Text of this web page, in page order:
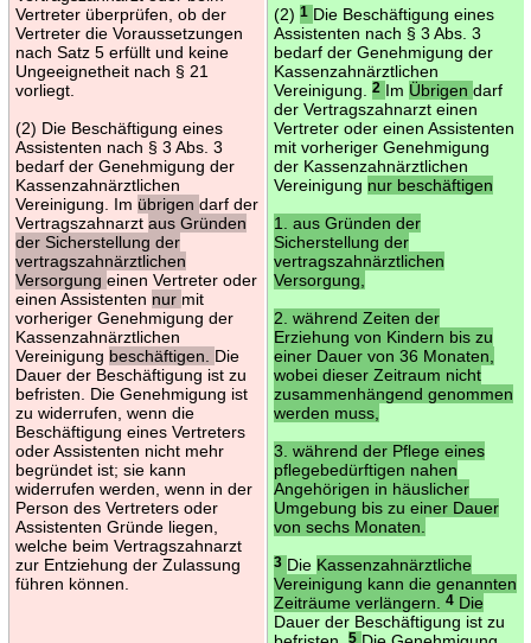
Vertreter überprüfen, ob der
Vertreter die Voraussetzungen
nach Satz 5 erfüllt und keine
Ungeeignetheit nach § 21
vorliegt.
(2) Die Beschäftigung eines
Assistenten nach § 3 Abs. 3
bedarf der Genehmigung der
Kassenzahnärztlichen
Vereinigung. Im übrigen darf der
Vertragszahnarzt aus Gründen
der Sicherstellung der
vertragszahnärztlichen
Versorgung einen Vertreter oder
einen Assistenten nur mit
vorheriger Genehmigung der
Kassenzahnärztlichen
Vereinigung beschäftigen. Die
Dauer der Beschäftigung ist zu
befristen. Die Genehmigung ist
zu widerrufen, wenn die
Beschäftigung eines Vertreters
oder Assistenten nicht mehr
begründet ist; sie kann
widerrufen werden, wenn in der
Person des Vertreters oder
Assistenten Gründe liegen,
welche beim Vertragszahnarzt
zur Entziehung der Zulassung
führen können.
(2) 1 Die Beschäftigung eines
Assistenten nach § 3 Abs. 3
bedarf der Genehmigung der
Kassenzahnärztlichen
Vereinigung.
2 Im Übrigen darf
der Vertragszahnarzt einen
Vertreter oder einen Assistenten
mit vorheriger Genehmigung
der Kassenzahnärztlichen
Vereinigung nur beschäftigen
1. aus Gründen der
Sicherstellung der
vertragszahnärztlichen
Versorgung,
2. während Zeiten der
Erziehung von Kindern bis zu
einer Dauer von 36 Monaten,
wobei dieser Zeitraum nicht
zusammenhängend genommen
werden muss,
3. während der Pflege eines
pflegebedürftigen nahen
Angehörigen in häuslicher
Umgebung bis zu einer Dauer
von sechs Monaten.
3 Die Kassenzahnärztliche
Vereinigung kann die genannten
Zeiträume verlängern.
4Die
Dauer der Beschäftigung ist zu
5